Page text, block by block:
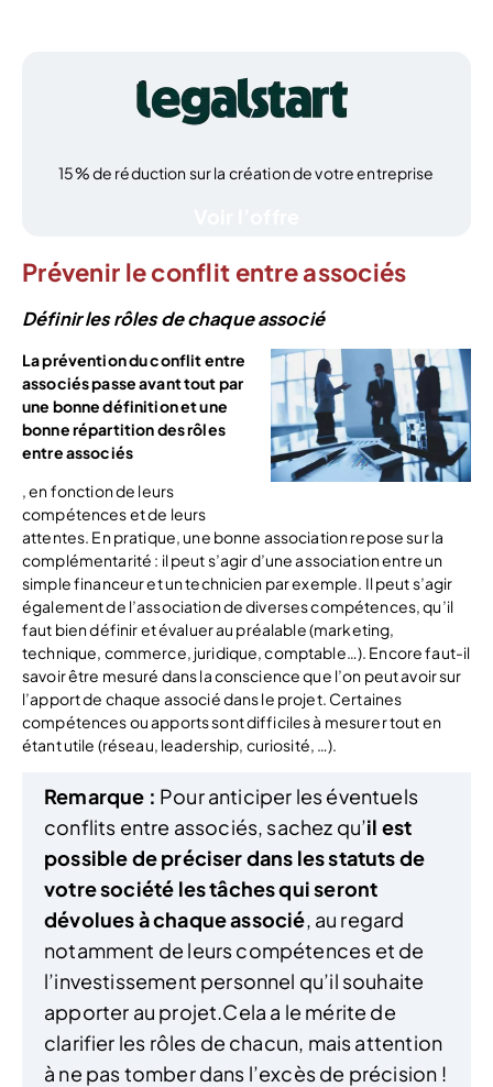
15% de réduction sur la création de votre entreprise
Prévenir le conflit entre associés
Définir les rôles de chaque associé
La prévention du conflit entre
associés passe avant tout par
une bonne définition et une
bonne répartition des rôles
entre associés
, en fonction de leurs
compétences et de leurs
attentes. En pratique, une bonne association repose sur la
complémentarité : il peut s’agir d’une association entre un
simple financeur et un technicien par exemple. Il peut s’agir
également de l’association de diverses compétences, qu’il
faut bien définir et évaluer au préalable (marketing,
technique, commerce, juridique, comptable…). Encore faut-il
savoir être mesuré dans la conscience que l’on peut avoir sur
l’apport de chaque associé dans le projet. Certaines
compétences ou apports sont difficiles à mesurer tout en
étant utile (réseau, leadership, curiosité, …).
Remarque : Pour anticiper les éventuels
conflits entre associés, sachez qu’il est
possible de préciser dans les statuts de
votre société les tâches qui seront
dévolues à chaque associé , au regard
notamment de leurs compétences et de
l’investissement personnel qu’il souhaite
apporter au projet.Cela a le mérite de
clarifier les rôles de chacun, mais attention
à ne pas tomber dans l’excès de précision !